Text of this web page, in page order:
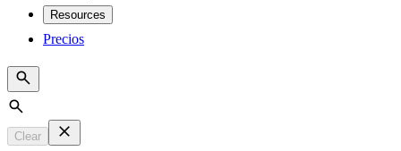
Resources
Precios
Search
Clear